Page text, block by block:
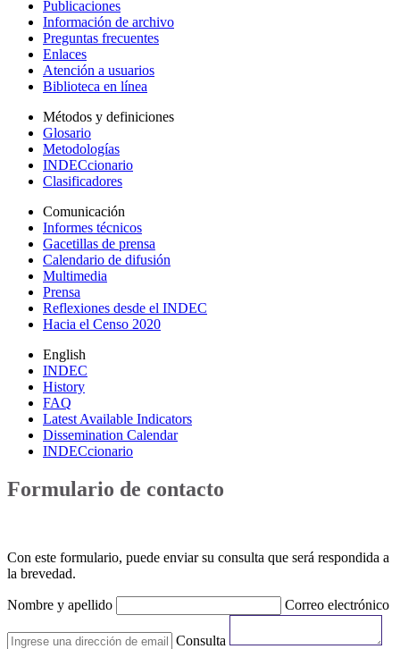
Publicaciones
Información de archivo
Preguntas frecuentes
Enlaces
Atención a usuarios
Biblioteca en línea
Métodos y definiciones
Glosario
Metodologías
INDECcionario
Clasificadores
Comunicación
Informes técnicos
Gacetillas de prensa
Calendario de difusión
Multimedia
Prensa
Reflexiones desde el INDEC
Hacia el Censo 2020
English
INDEC
History
FAQ
Latest Available Indicators
Dissemination Calendar
INDECcionario
Formulario de contacto
Con este formulario, puede enviar su consulta que será respondida a
la brevedad.
Nombre y apellido Correo electrónico
Consulta